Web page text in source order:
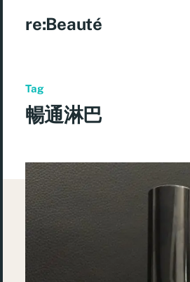
re:Beauté
Tag
暢通淋巴